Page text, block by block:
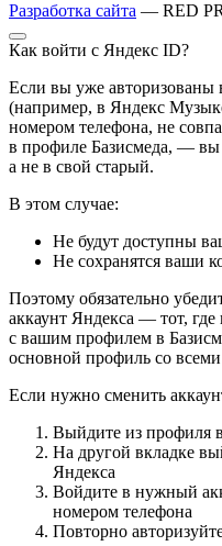
Разработка сайта — RED
Как войти с Яндекс ID?
Если вы уже авторизованы
(например, в Яндекс
номером телефона, не
в профиле Базисмеда, —
а не в свой старый.
В этом случае:
Не будут доступны
Не сохранятся ваши
Поэтому обязательно
аккаунт Яндекса — тот, где
с вашим профилем в
основной профиль со
Если нужно сменить
Выйдите из профиля
На другой вкладке
Яндекса
Войдите в нужный
номером телефона
Повторно